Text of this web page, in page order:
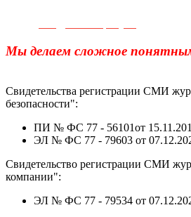
Мы делаем сложное
Свидетельства регистрации СМИ
безопасности":
ПИ № ФС 77 - 56101от
ЭЛ № ФС 77 - 79603 от
Свидетельство регистрации СМИ
компании":
ЭЛ № ФС 77 - 79534 от